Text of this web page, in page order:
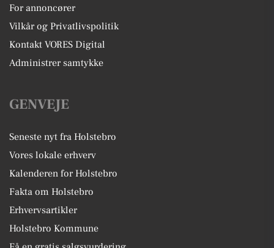
For annoncører
Vilkår og Privatlivspolitik
Kontakt VORES Digital
Administrer samtykke
GENVEJE
Seneste nyt fra Holstebro
Vores lokale erhverv
Kalenderen for Holstebro
Fakta om Holstebro
Erhvervsartikler
Holstebro Kommune